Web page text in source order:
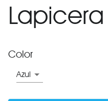
Color
Azul